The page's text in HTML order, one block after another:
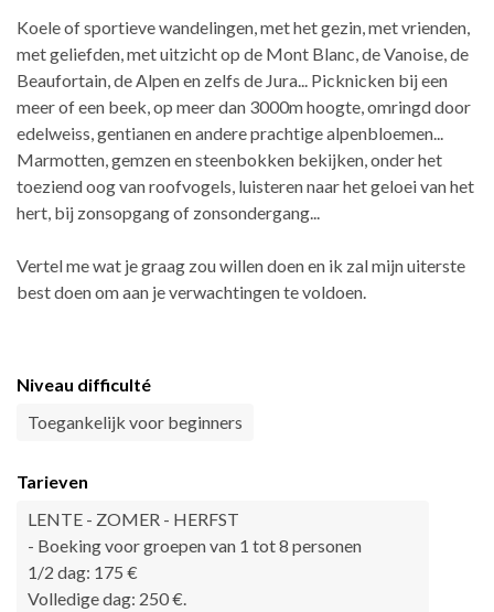
Koele of sportieve wandelingen, met het gezin, met vrienden,
met geliefden, met uitzicht op de Mont Blanc, de Vanoise, de
Beaufortain, de Alpen en zelfs de Jura... Picknicken bij een
meer of een beek, op meer dan 3000m hoogte, omringd door
edelweiss, gentianen en andere prachtige alpenbloemen...
Marmotten, gemzen en steenbokken bekijken, onder het
toeziend oog van roofvogels, luisteren naar het geloei van het
hert, bij zonsopgang of zonsondergang...
Vertel me wat je graag zou willen doen en ik zal mijn uiterste
best doen om aan je verwachtingen te voldoen.
Niveau difficulté
Toegankelijk voor beginners
Tarieven
LENTE - ZOMER - HERFST
- Boeking voor groepen van 1 tot 8 personen
1/2 dag: 175 €
Volledige dag: 250 €.